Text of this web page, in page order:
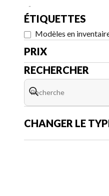
-
ÉTIQUETTES
Modèles en
PRIX
RECHERCHER
CHANGER LE